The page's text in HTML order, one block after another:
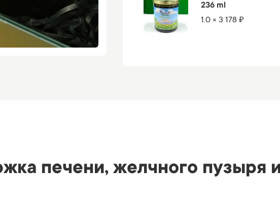
236 ml
1.0 × 3 178 ₽
печени, желчного пузыря